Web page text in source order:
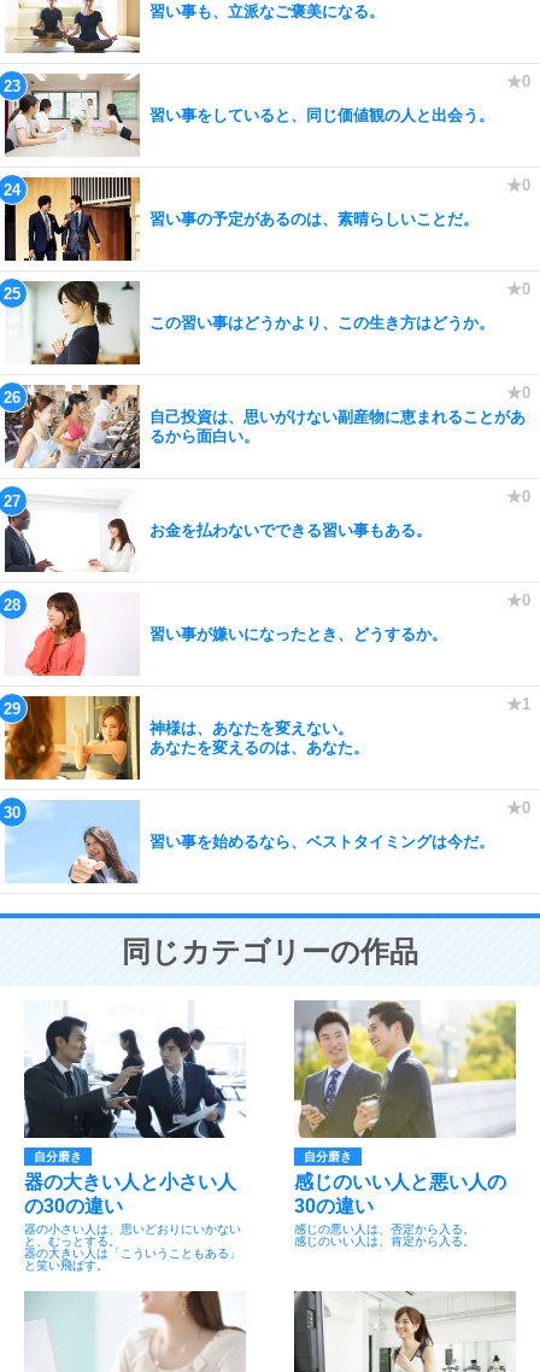
習い事も、立派なご褒美になる。
習い事をしていると、同じ価値観の人と出会う。
習い事の予定があるのは、素晴らしいことだ。
この習い事はどうかより、この生き方はどうか。
自己投資は、思いがけない副産物に恵まれることがあ
るから面白い。
お金を払わないでできる習い事もある。
習い事が嫌いになったとき、どうするか。
神様は、あなたを変えない。
あなたを変えるのは、あなた。
習い事を始めるなら、ベストタイミングは今だ。
同じカテゴリーの作品
自分磨き
器の大きい人と小さい人
の30の違い
器の小さい人は、思いどおりにいかない
と、むっとする。
器の大きい人は「こういうこともある」
と笑い飛ばす。
自分磨き
感じのいい人と悪い人の
30の違い
感じの悪い人は、否定から入る。
感じのいい人は、肯定から入る。